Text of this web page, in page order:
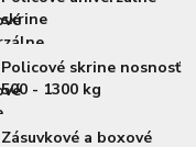
skrine
Policové skrine nosnosť
500 - 1300 kg
Zásuvkové a boxové